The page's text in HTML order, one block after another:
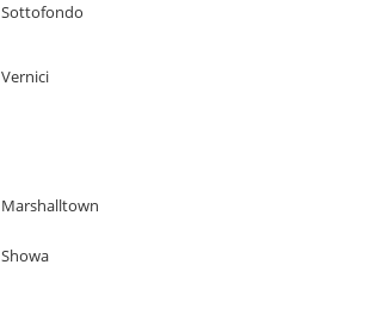
Sottofondo
Vernici
Marshalltown
Showa